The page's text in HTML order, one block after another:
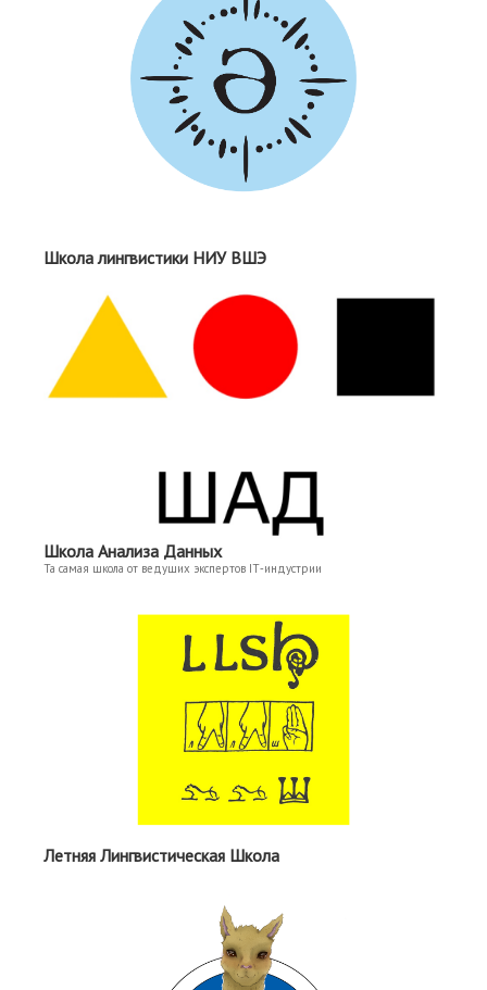
Школа лингвистики НИУ ВШЭ
Школа Анализа Данных
Та самая школа от ведущих экспертов IT‑индустрии
Летняя Лингвистическая Школа